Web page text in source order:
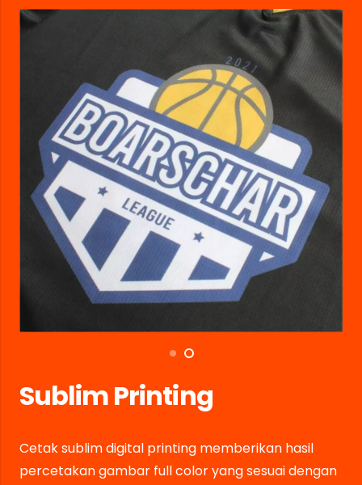
Sublim Printing
Cetak sublim digital printing memberikan hasil
percetakan gambar full color yang sesuai dengan